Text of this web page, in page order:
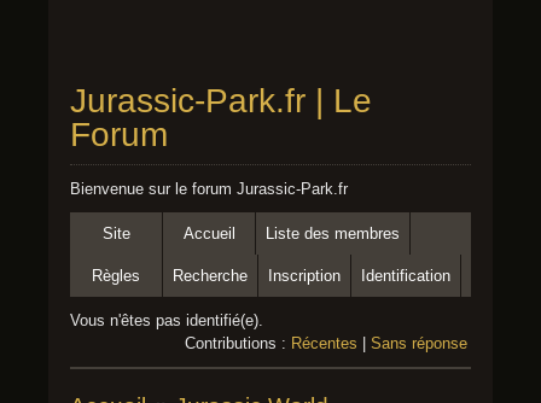
Jurassic-Park.fr | Le
Forum
Bienvenue sur le forum Jurassic-Park.fr
Site Accueil Liste des membres
Règles Recherche Inscription Identification
Vous n'êtes pas identifié(e).
Contributions : Récentes Sans réponse